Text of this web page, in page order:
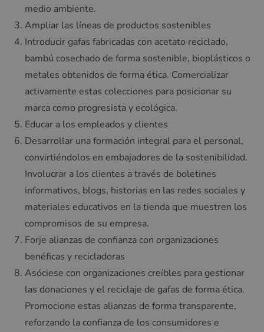
medio ambiente.
Ampliar las líneas de productos sostenibles
Introducir gafas fabricadas con acetato reciclado,
bambú cosechado de forma sostenible, bioplásticos o
metales obtenidos de forma ética. Comercializar
activamente estas colecciones para posicionar su
marca como progresista y ecológica.
Educar a los empleados y clientes
Desarrollar una formación integral para el personal,
convirtiéndolos en embajadores de la sostenibilidad.
Involucrar a los clientes a través de boletines
informativos, blogs, historias en las redes sociales y
materiales educativos en la tienda que muestren los
compromisos de su empresa.
Forje alianzas de confianza con organizaciones
benéficas y recicladoras
Asóciese con organizaciones creíbles para gestionar
las donaciones y el reciclaje de gafas de forma ética.
Promocione estas alianzas de forma transparente,
reforzando la confianza de los consumidores e